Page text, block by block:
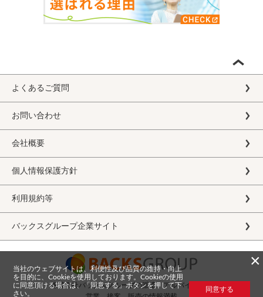
よくあるご質問
お問い合わせ
会社概要
個人情報保護方針
利用規約等
バックスグループ企業サイト
株式会社バックスグループの派遣・アルバイト求人
×
当社のウェブサイトは、利便性及び品質の維持・向上
を目的に、Cookieを使用しております。Cookieの使用
に同意頂ける場合は、「同意する」ボタンを押して下
さい。
同意する